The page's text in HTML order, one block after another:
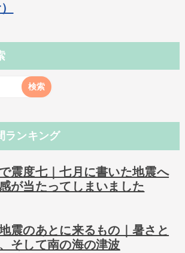
ンキング
震度七｜七月に書いた地震へ
が当たってしまいました
震のあとに来るもの｜暑さと
そして南の海の津波